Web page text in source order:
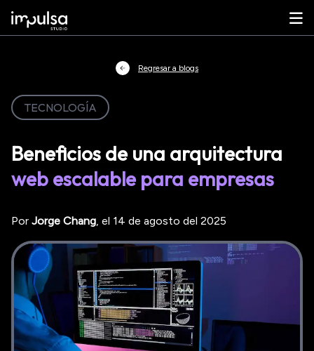
Regresar a blogs
TECNOLOGÍA
Beneficios de una arquitectura
web escalable para empresas
Por Jorge Chang, el 14 de agosto del 2025